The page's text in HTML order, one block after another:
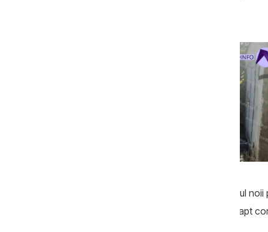
Oamenii legii urmează să identifice autorul
se știe că era răspândit de protopopie, fapt